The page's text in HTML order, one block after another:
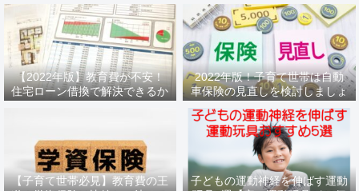
【2022年版】教育費が不安！
住宅ローン借換で解決できるか
2022年版！子育て世帯は自動
車保険の見直しを検討しましょ
【子育て世帯必見】教育費の王
子どもの運動神経を伸ばす運動